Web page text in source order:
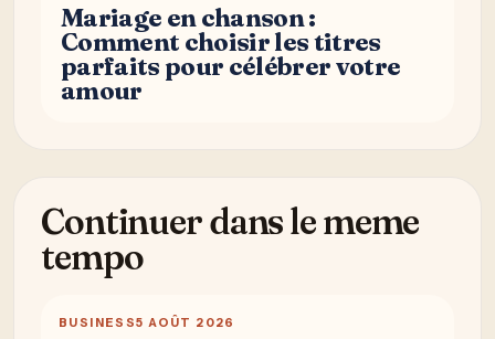
Mariage en chanson :
Comment choisir les titres
parfaits pour célébrer votre
amour
Continuer dans le meme
tempo
BUSINESS5 AOÛT 2026